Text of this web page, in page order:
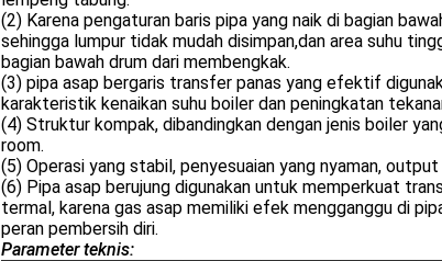
(2) Karena pengaturan baris pipa yang naik di bagian
sehingga lumpur tidak mudah disimpan,dan area suhu
bagian bawah drum dari membengkak.
(3) pipa asap bergaris transfer panas yang efektif
karakteristik kenaikan suhu boiler dan peningkatan
(4) Struktur kompak, dibandingkan dengan jenis boiler
room.
(5) Operasi yang stabil, penyesuaian yang nyaman,
(6) Pipa asap berujung digunakan untuk memperkuat
termal, karena gas asap memiliki efek mengganggu di
peran pembersih diri.
Parameter teknis: